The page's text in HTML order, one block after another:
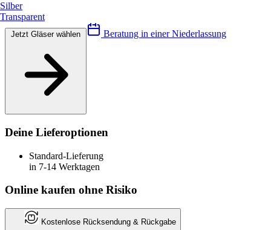
Silber
Transparent
Beratung in einer Niederlassung
Deine Lieferoptionen
Standard-Lieferung
in 7-14 Werktagen
Online kaufen ohne Risiko
Kostenlose Rücksendung & Rückgabe